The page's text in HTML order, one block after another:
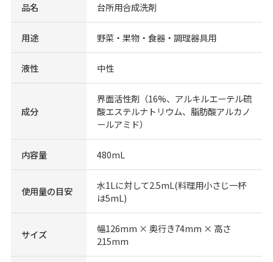
品名 台所用合成洗剤
用途 野菜・果物・食器・調理器具用
液性 中性
成分
界面活性剤（16%、アルキルエーテル硫
酸エステルナトリウム、脂肪酸アルカノ
ールアミド）
内容量 480mL
使用量の目安
水1Lに対して2.5mL(料理用小さじ一杯
は5mL)
サイズ
幅126mm × 奥行き74mm × 高さ
215mm